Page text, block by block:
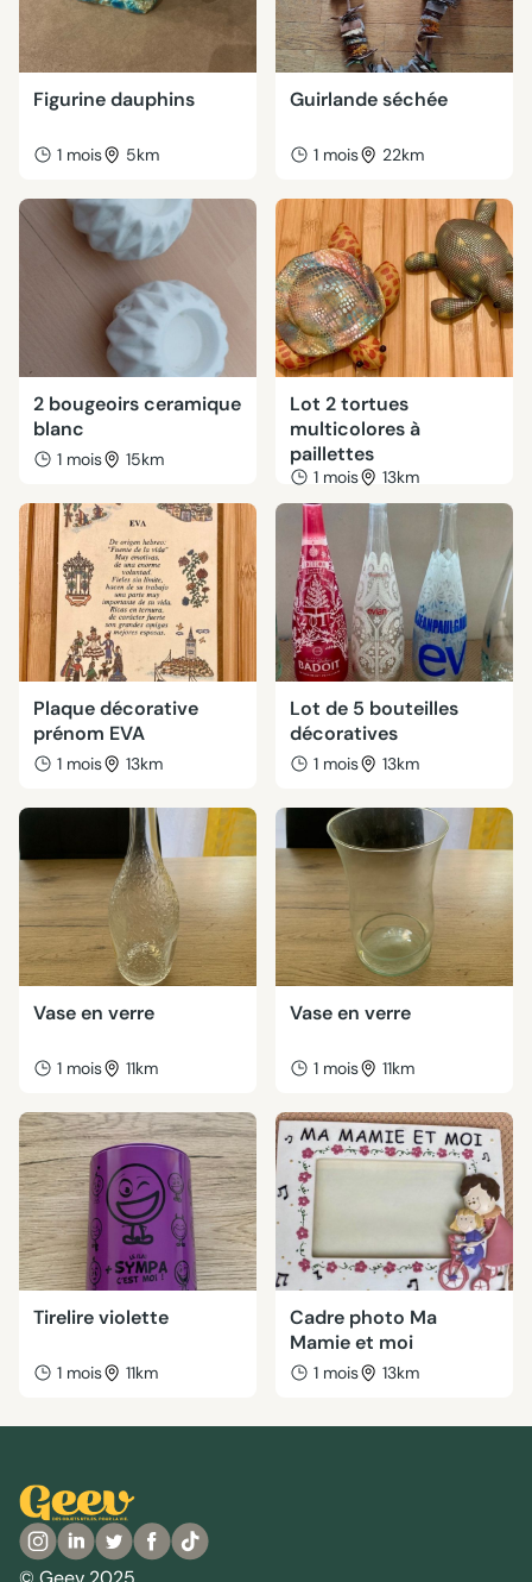
Figurine dauphins
1 mois 5km
Guirlande séchée
1 mois 22km
2 bougeoirs ceramique
blanc
1 mois 15km
Lot 2 tortues
multicolores à
paillettes
1 mois 13km
Plaque décorative
prénom EVA
1 mois 13km
Lot de 5 bouteilles
décoratives
1 mois 13km
Vase en verre
1 mois 11km
Vase en verre
1 mois 11km
Tirelire violette
1 mois 11km
Cadre photo Ma
Mamie et moi
1 mois 13km